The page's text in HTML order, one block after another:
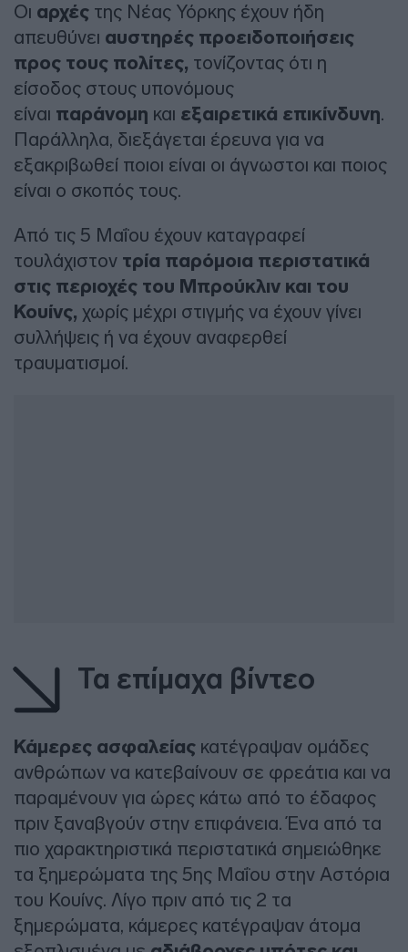
Οι αρχές της Νέας Υόρκης έχουν ήδη
απευθύνει αυστηρές προειδοποιήσεις
προς τους πολίτες, τονίζοντας ότι η
είσοδος στους υπονόμους
είναι παράνομη και εξαιρετικά επικίνδυνη.
Παράλληλα, διεξάγεται έρευνα για να
εξακριβωθεί ποιοι είναι οι άγνωστοι και ποιος
είναι ο σκοπός τους.
Από τις 5 Μαΐου έχουν καταγραφεί
τουλάχιστον τρία παρόμοια περιστατικά
στις περιοχές του Μπρούκλιν και του
Κουίνς, χωρίς μέχρι στιγμής να έχουν γίνει
συλλήψεις ή να έχουν αναφερθεί
τραυματισμοί.
Τα επίμαχα βίντεο
Κάμερες ασφαλείας κατέγραψαν ομάδες
ανθρώπων να κατεβαίνουν σε φρεάτια και να
παραμένουν για ώρες κάτω από το έδαφος
πριν ξαναβγούν στην επιφάνεια. Ένα από τα
πιο χαρακτηριστικά περιστατικά σημειώθηκε
τα ξημερώματα της 5ης Μαΐου στην Αστόρια
του Κουίνς. Λίγο πριν από τις 2 τα
ξημερώματα, κάμερες κατέγραψαν άτομα